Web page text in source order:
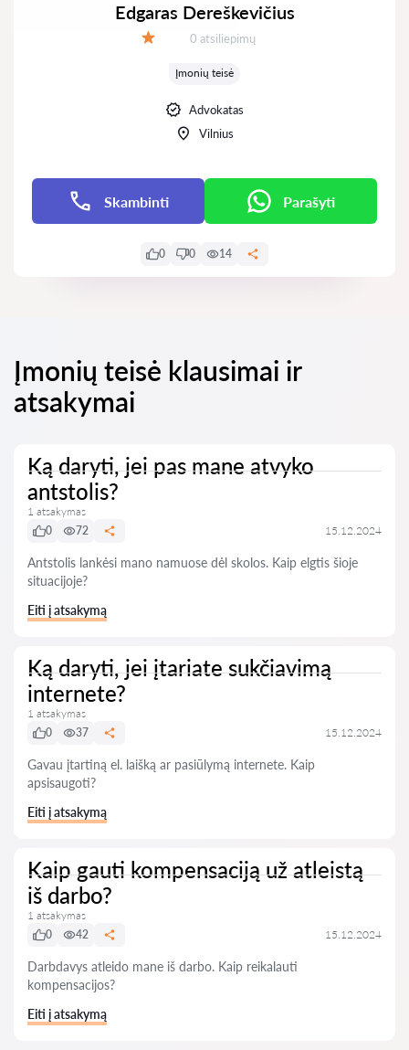
Edgaras Dereškevičius
Atsiliepimų:
0 atsiliepimų
Įmonių teisė
Advokatas
Vilnius
Skambinti Parašyti
0 0 14
Įmonių teisė klausimai ir
atsakymai
Ką daryti, jei pas mane atvyko
antstolis?
1 atsakymas
0
72 15.12.2024
Antstolis lankėsi mano namuose dėl skolos. Kaip elgtis šioje
situacijoje?
Eiti į atsakymą
Ką daryti, jei įtariate sukčiavimą
internete?
1 atsakymas
0
37 15.12.2024
Gavau įtartiną el. laišką ar pasiūlymą internete. Kaip
apsisaugoti?
Eiti į atsakymą
Kaip gauti kompensaciją už atleistą
iš darbo?
1 atsakymas
0
42 15.12.2024
Darbdavys atleido mane iš darbo. Kaip reikalauti
kompensacijos?
Eiti į atsakymą